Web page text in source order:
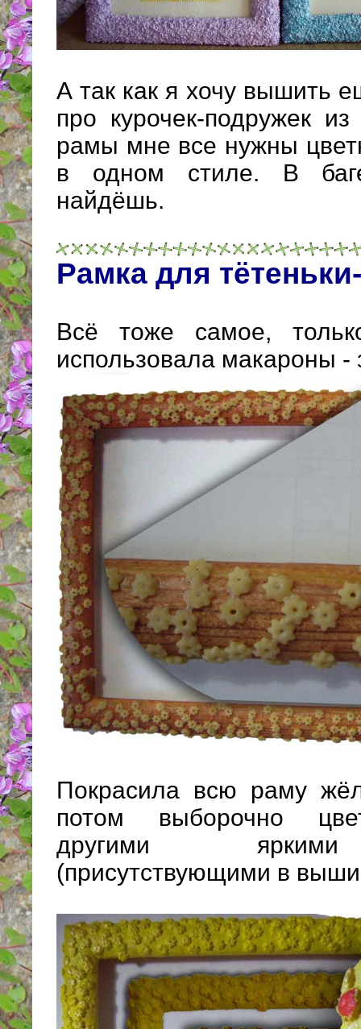
А так как я хочу вышить
про курочек-подружек
рамы мне все нужны
в одном стиле. В
найдёшь.
Рамка для
Всё тоже самое,
использовала макароны -
Покрасила всю раму
потом выборочно
другими
(присутствующими в